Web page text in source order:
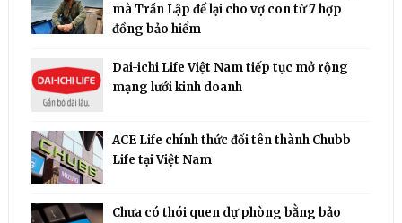
mà Trần Lập để lại cho vợ con từ 7 hợp
đồng bảo hiểm
Dai-ichi Life Việt Nam tiếp tục mở rộng
mạng lưới kinh doanh
ACE Life chính thức đổi tên thành Chubb
Life tại Việt Nam
Chưa có thói quen dự phòng bằng bảo